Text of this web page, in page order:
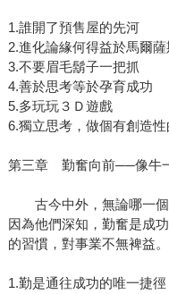
1.誰開了預售屋的先河
2.進化論緣何得益於馬爾薩
3.不要眉毛鬍子一把抓
4.善於思考等於孕育成功
5.多玩玩３Ｄ遊戲
6.獨立思考，做個有創造性
第三章 勤奮向前──像牛
古今中外，無論哪一個
因為他們深知，勤奮是成
的習慣，對事業不無裨益
1.勤是通往成功的唯一捷徑